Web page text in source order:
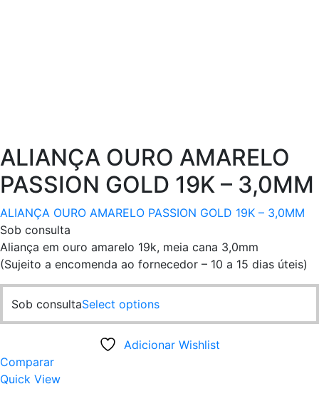
ALIANÇA OURO AMARELO
PASSION GOLD 19K – 3,0MM
ALIANÇA OURO AMARELO PASSION GOLD 19K – 3,0MM
Sob consulta
Aliança em ouro amarelo 19k, meia cana 3,0mm
(Sujeito a encomenda ao fornecedor – 10 a 15 dias úteis)
Sob consultaSelect optionsThis
product
multiple
Adicionar Wishlist
Comparar
Quick View